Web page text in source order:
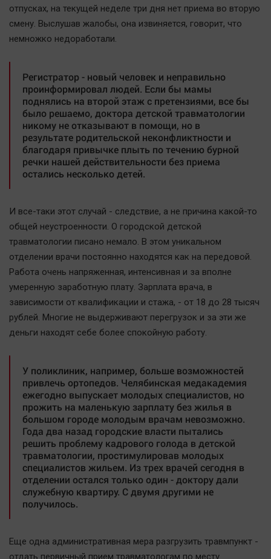
Обсуждаем
Персона
Последняя инстанция
Светская жизнь
Тенденции
Точка на карте
отпусках, на текущей неделе три дня нет приема во вторую
смену. Выслушав жалобы, она извиняется, говорит, что
немножко недоработали.
Регистратор - новый человек и неправильно
проинформировал людей. Если бы мамы
поднялись на второй этаж с претензиями, все бы
было решаемо, доктора детской травматологии
никому не отказывают в помощи, но в
результате родительской неконфликтности и
благодаря привычке плыть по течению бурной
речки нашей действительности без приема
остались несколько детей.
И все-таки этот случай - следствие, а не причина какой-то
общей неустроенности. О городской детской
травматологии писано немало. В этом уникальном
отделении врачи постоянно находятся как на передовой.
Работа очень напряженная, интенсивная и за вполне
умеренную заработную плату. Зарплата врача, в
зависимости от квалификации и стажа, - от 18 до 28 тысяч
рублей. Многие не выдерживают перегрузок и за эти же
деньги находят себе более спокойную работу.
У поликлиник, например, больше возможностей
привлечь ортопедов. Челябинская медакадемия
ежегодно выпускает молодых специалистов, но
прожить на маленькую зарплату без жилья в
большом городе молодым врачам невозможно.
Года два назад городские власти пытались
решить проблему кадрового голода в детской
травматологии, простимулировав молодых
специалистов жильем. Из трех врачей сегодня в
отделении остался только один - доктору дали
служебную квартиру. С двумя другими не
получилось.
Еще одна административная мера разгрузить травмпункт -
отдать первичный прием травматологам по месту